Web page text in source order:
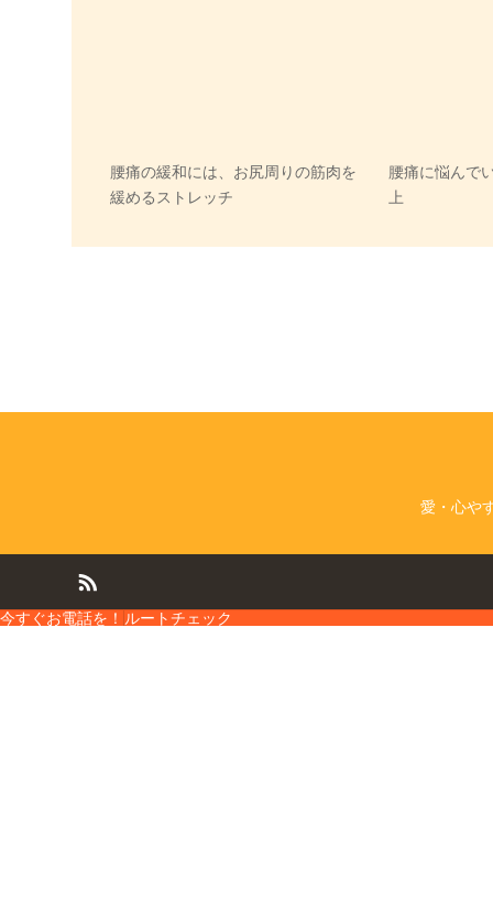
腰痛の緩和には、お尻周りの筋肉を
緩めるストレッチ
腰痛に悩んで
上
愛・心や
今すぐお電話を！ ルートチェック